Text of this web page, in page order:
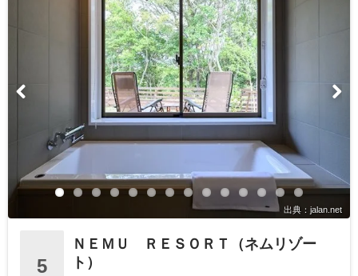
出典：jalan.net
5
ＮＥＭＵ ＲＥＳＯＲＴ（ネムリゾー
ト）